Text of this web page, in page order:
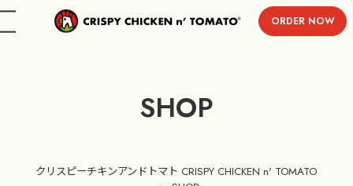
menu ORDER NOW
SHOP
クリスピーチキンアンドトマト CRISPY CHICKEN n' TOMATO